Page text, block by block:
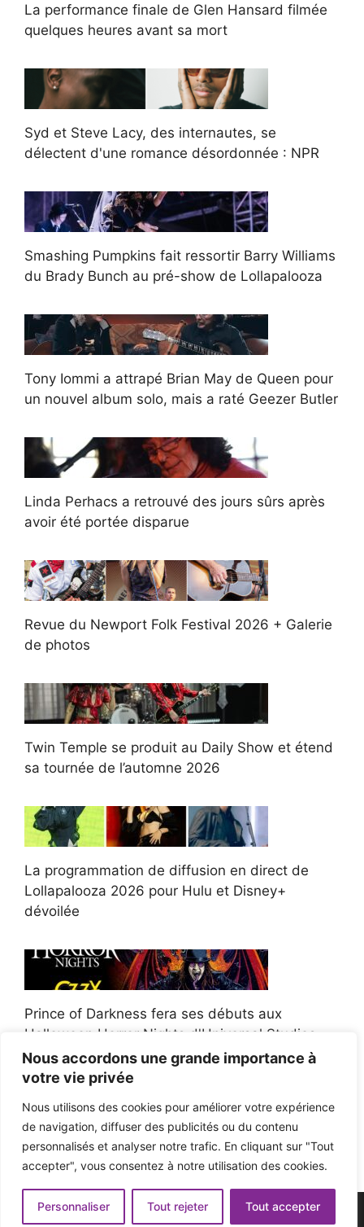
Nous accordons une grande importance à
votre vie privée
Nous utilisons des cookies pour améliorer votre expérience
de navigation, diffuser des publicités ou du contenu
personnalisés et analyser notre trafic. En cliquant sur "Tout
accepter", vous consentez à notre utilisation des cookies.
Personnaliser Tout rejeter Tout accepter
La performance finale de Glen Hansard filmée
quelques heures avant sa mort
Syd et Steve Lacy, des internautes, se
délectent d'une romance désordonnée : NPR
Smashing Pumpkins fait ressortir Barry Williams
du Brady Bunch au pré-show de Lollapalooza
Tony Iommi a attrapé Brian May de Queen pour
un nouvel album solo, mais a raté Geezer Butler
Linda Perhacs a retrouvé des jours sûrs après
avoir été portée disparue
Revue du Newport Folk Festival 2026 + Galerie
de photos
Twin Temple se produit au Daily Show et étend
sa tournée de l’automne 2026
La programmation de diffusion en direct de
Lollapalooza 2026 pour Hulu et Disney+
dévoilée
Prince of Darkness fera ses débuts aux
Halloween Horror Nights d'Universal Studios
Afroman poursuit un policier de l'Ohio après la
victoire du jury en diffamation
© 2026 - Pop'n Music -